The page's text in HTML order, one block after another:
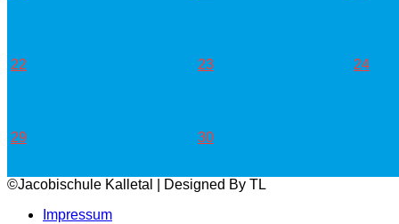
22 23 24
29 30
©Jacobischule Kalletal | Designed By TL
Impressum